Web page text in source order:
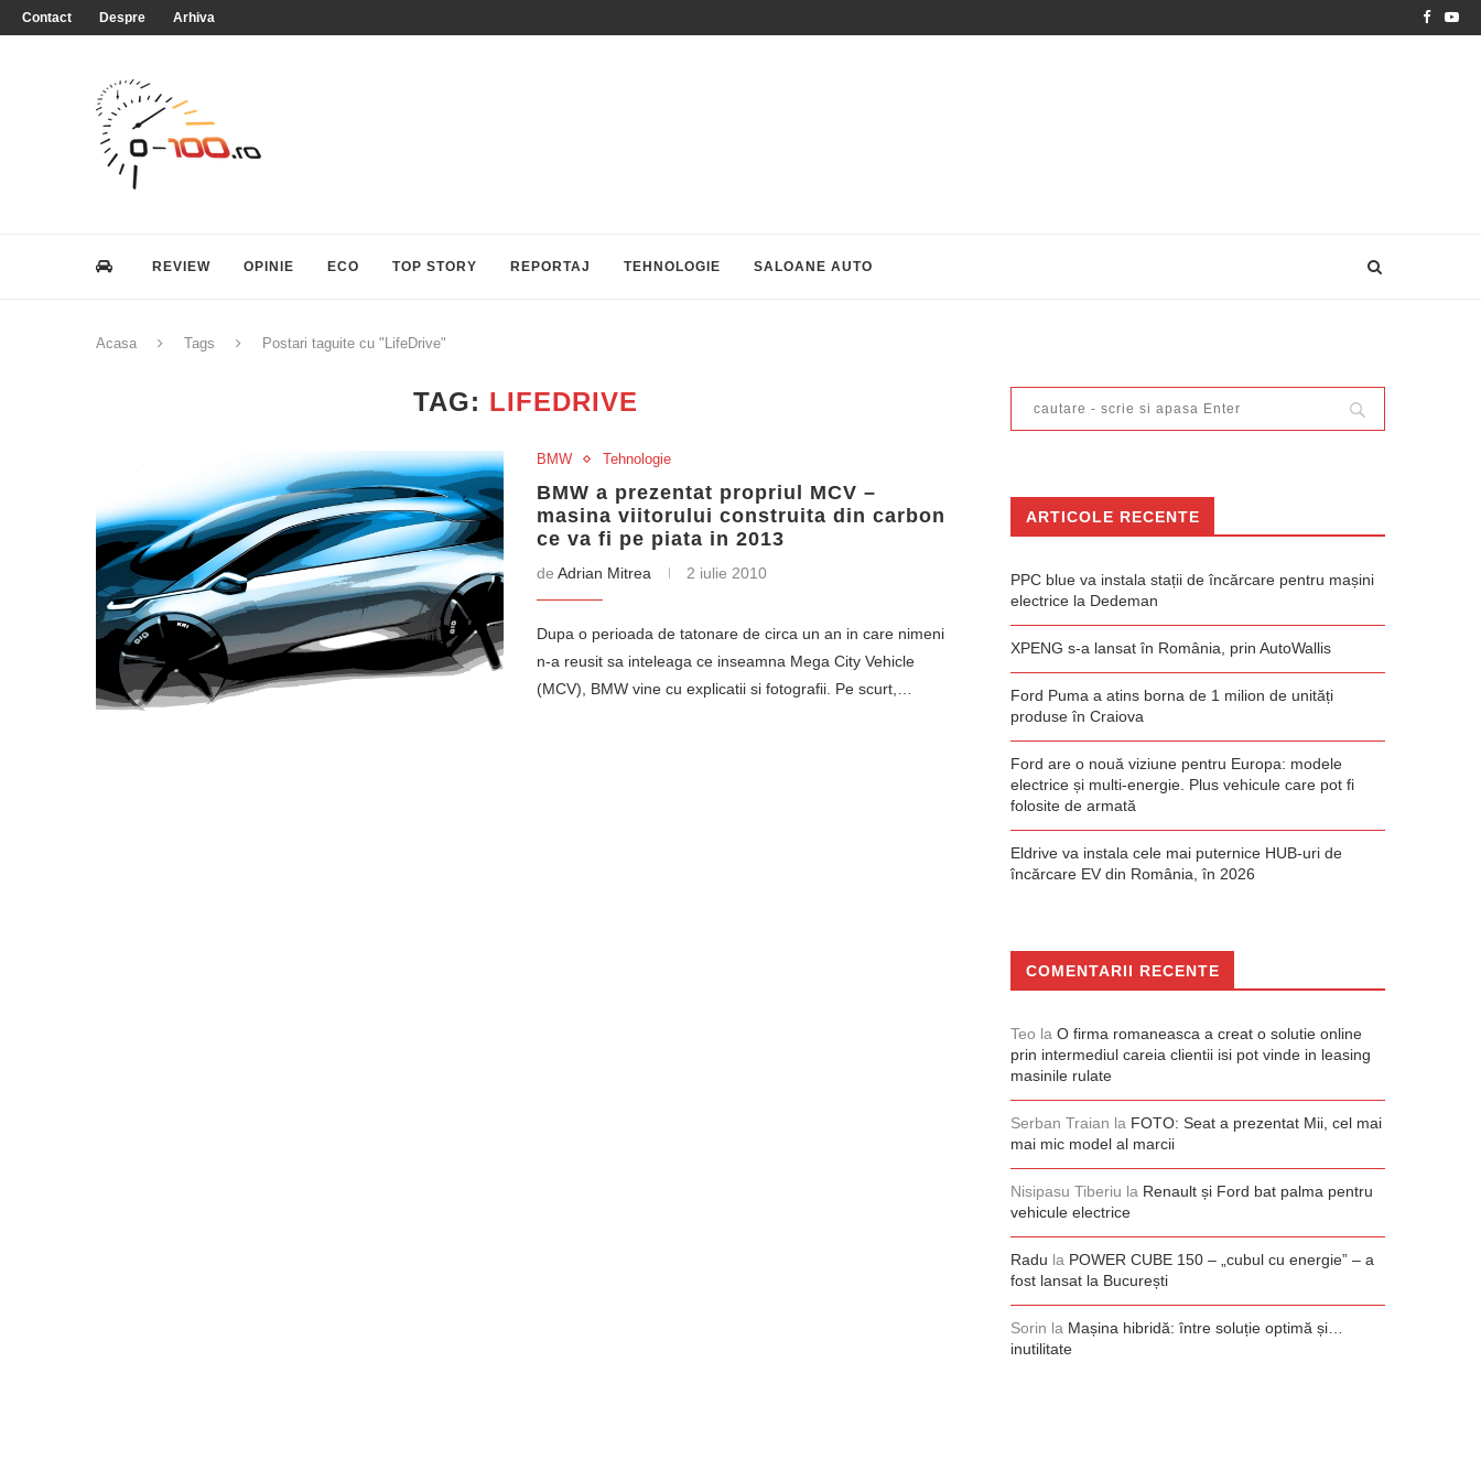
Contact Despre Arhiva
REVIEW OPINIE ECO TOP STORY REPORTAJ TEHNOLOGIE SALOANE AUTO
Acasa Tags Postari taguite cu "LifeDrive"
TAG: LIFEDRIVE
BMW Tehnologie
BMW a prezentat propriul MCV –
masina viitorului construita din carbon
ce va fi pe piata in 2013
de Adrian Mitrea 2 iulie 2010
Dupa o perioada de tatonare de circa un an in care nimeni
n-a reusit sa inteleaga ce inseamna Mega City Vehicle
(MCV), BMW vine cu explicatii si fotografii. Pe scurt,…
ARTICOLE RECENTE
PPC blue va instala stații de încărcare pentru mașini
electrice la Dedeman
XPENG s-a lansat în România, prin AutoWallis
Ford Puma a atins borna de 1 milion de unități
produse în Craiova
Ford are o nouă viziune pentru Europa: modele
electrice și multi-energie. Plus vehicule care pot fi
folosite de armată
Eldrive va instala cele mai puternice HUB-uri de
încărcare EV din România, în 2026
COMENTARII RECENTE
Teo la O firma romaneasca a creat o solutie online
prin intermediul careia clientii isi pot vinde in leasing
masinile rulate
Serban Traian la FOTO: Seat a prezentat Mii, cel mai
mai mic model al marcii
Nisipasu Tiberiu la Renault și Ford bat palma pentru
vehicule electrice
Radu la POWER CUBE 150 – „cubul cu energie” – a
fost lansat la București
Sorin la Mașina hibridă: între soluție optimă și…
inutilitate